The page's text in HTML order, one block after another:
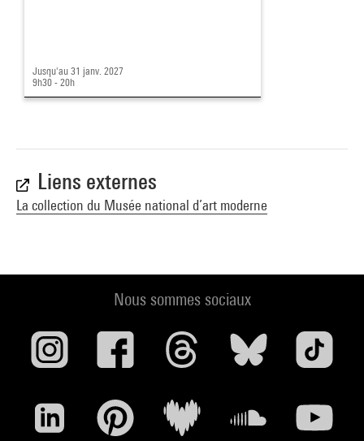
Jusqu'au 31 janv. 2027
9h30 - 20h
Liens externes
La collection du Musée national d’art moderne
Nous sommes sociaux